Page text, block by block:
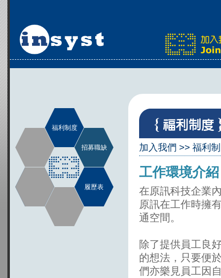
福利制度
招募職缺
履歷表
加入我們 >> 福利
工作環境介紹
在原訊科技企業
原訊在工作時擁
通空間。
除了提供員工良
的想法，只要便
們亦樂見員工因